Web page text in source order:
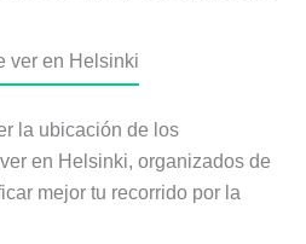
ver en Helsinki
la ubicación de los
en Helsinki, organizados de
mejor tu recorrido por la